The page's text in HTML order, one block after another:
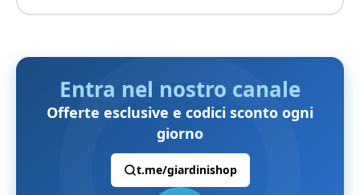
Entra nel nostro canale
Offerte esclusive e codici sconto ogni
giorno
t.me/giardinishop